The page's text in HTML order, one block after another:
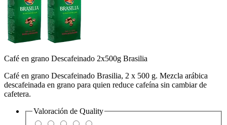
Café en grano Descafeinado 2x500g Brasilia
Café en grano Descafeinado Brasilia, 2 x 500 g. Mezcla arábica
descafeinada en grano para quien reduce cafeína sin cambiar de
cafetera.
Valoración de Quality